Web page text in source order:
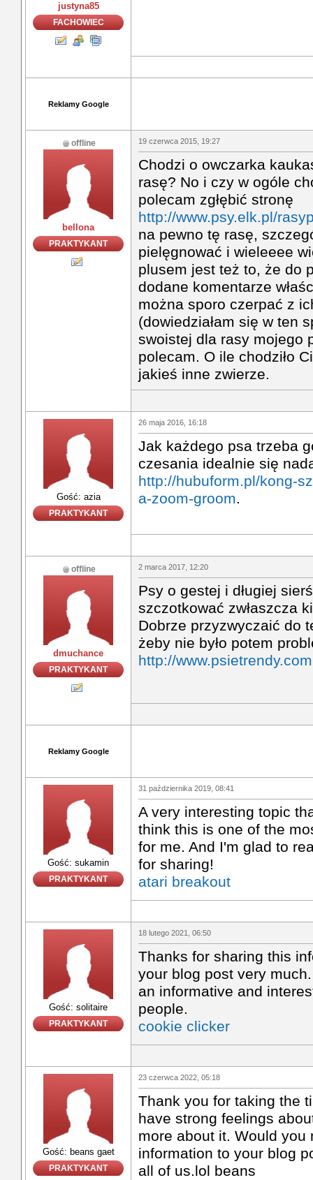
justyna85
FACHOWIEC
Reklamy Google
offline
bellona
PRAKTYKANT
19 czerwca 2015, 19:27
Chodzi o owczarka
rasę? No i czy w ogóle
polecam zgłębić stronę
http://www.psy.elk.pl/
na pewno tę rasę,
pielęgnować i wieleeee
plusem jest też to, że do
dodane komentarze
można sporo czerpać z
(dowiedziałam się w ten
swoistej dla rasy mojego
polecam. O ile chodziło
jakieś inne zwierze.
Gość: azia
PRAKTYKANT
26 maja 2016, 16:18
Jak każdego psa trzeba
czesania idealnie się
http://hubuform.pl/kong-
a-zoom-groom.
offline
dmuchance
PRAKTYKANT
2 marca 2017, 12:20
Psy o gestej i długiej
szczotkować zwłaszcza
Dobrze przyzwyczaić do
żeby nie było potem
http://www.psietrendy.com
Reklamy Google
Gość: sukamin
PRAKTYKANT
31 października 2019, 08:41
A very interesting topic
think this is one of the
for me. And I'm glad to
for sharing!
atari breakout
Gość: solitaire
PRAKTYKANT
18 lutego 2021, 06:50
Thanks for sharing this
your blog post very
an informative and
people.
cookie clicker
Gość: beans gaet
PRAKTYKANT
23 czerwca 2022, 05:18
Thank you for taking the
have strong feelings
more about it. Would you
information to your blog
all of us.lol beans